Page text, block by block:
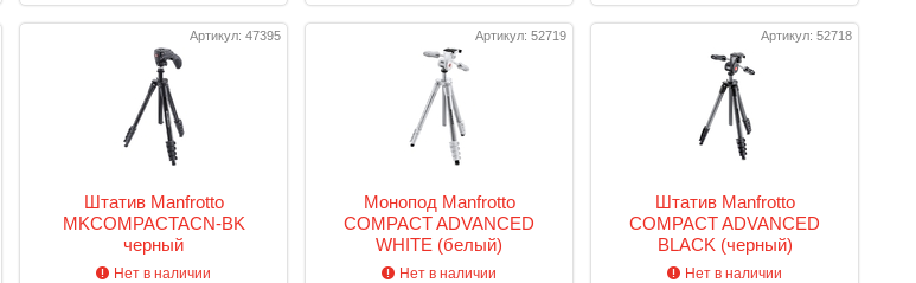
Артикул: 47395
Штатив Manfrotto
MKCOMPACTACN-BK
черный
Нет в наличии
Артикул: 52719
Монопод Manfrotto
COMPACT ADVANCED
WHITE (белый)
Нет в наличии
Артикул: 52718
Штатив Manfrotto
COMPACT ADVANCED
BLACK (черный)
Нет в наличии